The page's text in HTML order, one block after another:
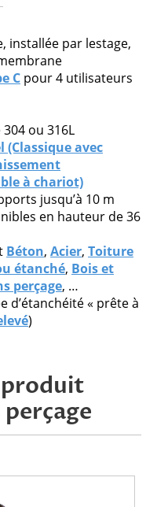
installée par lestage,
C pour 4 utilisateurs
ou 316L
avec
à chariot)
jusqu’à 10 m
en hauteur de 36
Béton, Acier, Toiture
étanché, Bois et
perçage, …
d’étanchéité « prête à
)
perçage